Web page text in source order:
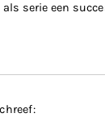
serie een